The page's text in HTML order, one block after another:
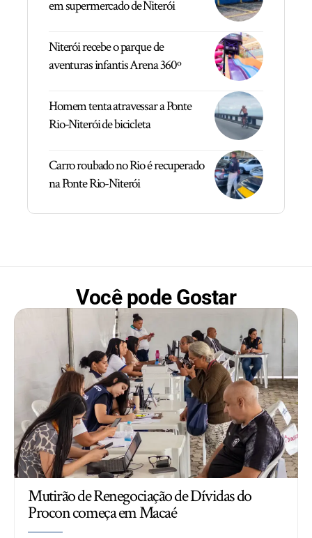
em supermercado de Niterói
Niterói recebe o parque de
aventuras infantis Arena 360º
Homem tenta atravessar a Ponte
Rio-Niterói de bicicleta
Carro roubado no Rio é recuperado
na Ponte Rio-Niterói
Você pode Gostar
Mutirão de Renegociação de Dívidas do
Procon começa em Macaé